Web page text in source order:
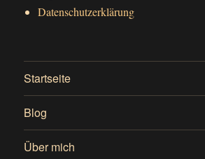
Datenschutzerklärung
Startseite
Blog
Über mich